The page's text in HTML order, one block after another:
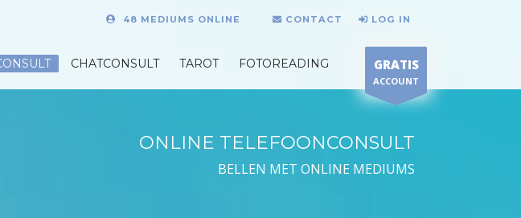
48 MEDIUMS ONLINE CONTACT LOG IN
CHATCONSULT TAROT FOTOREADING GRATIS
ACCOUNT
ONLINE TELEFOONCONSULT
BELLEN MET ONLINE MEDIUMS